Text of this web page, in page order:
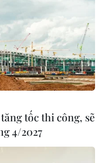
tốc thi công, sẽ
4/2027